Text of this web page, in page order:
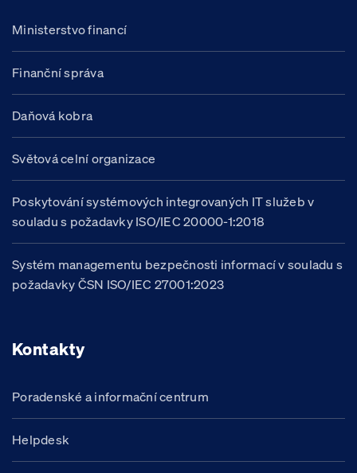
Ministerstvo financí
Finanční správa
Daňová kobra
Světová celní organizace
Poskytování systémových integrovaných IT služeb v
souladu s požadavky ISO/IEC 20000-1:2018
Systém managementu bezpečnosti informací v souladu s
požadavky ČSN ISO/IEC 27001:2023
Kontakty
Poradenské a informační centrum
Helpdesk